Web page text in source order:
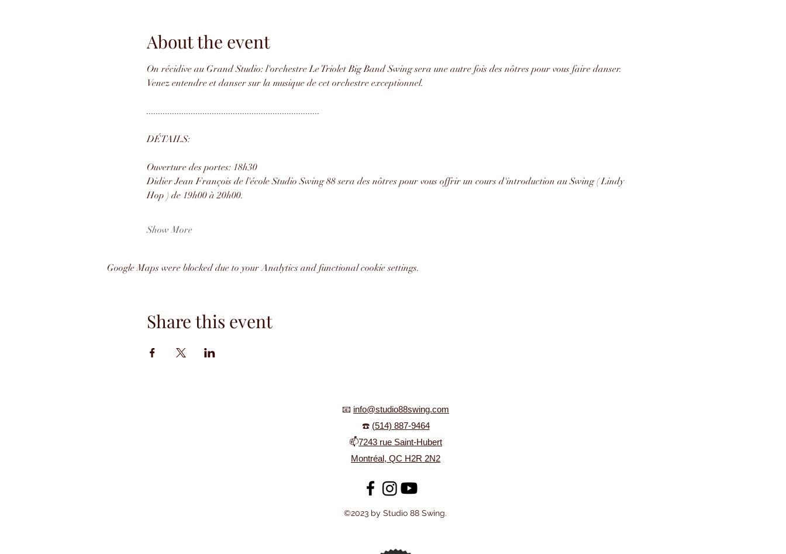
About the event
On récidive au Grand Studio: l'orchestre Le Triolet Big Band Swing sera une autre fois des nôtres pour vous faire danser.
Venez entendre et danser sur la musique de cet orchestre exceptionnel.
..........................................................................
DÉTAILS:
Ouverture des portes: 18h30
Didier Jean François de l'école Studio Swing 88 sera des nôtres pour vous offrir un cours d'introduction au Swing ( Lindy
Hop ) de 19h00 à 20h00.
Show More
Google Maps were blocked due to your Analytics and functional cookie settings.
Share this event
📧 info@studio88swing.com
☎️ (514) 887-9464
📫7243 rue Saint-Hubert
Montréal, QC H2R 2N2
©2023 by Studio 88 Swing.